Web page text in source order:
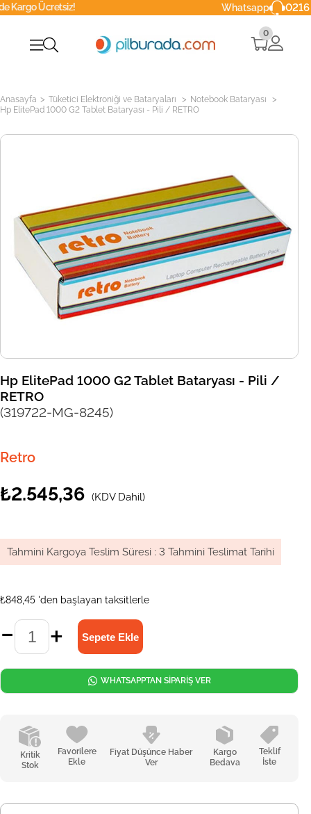
0216 629 90
0
Anasayfa > Tüketici Elektroniği ve Bataryaları > Notebook Bataryası >
Hp ElitePad 1000 G2 Tablet Bataryası - Pili / RETRO
Hp ElitePad 1000 G2 Tablet Bataryası - Pili /
RETRO
(319722-MG-8245)
Retro
₺2.545,36 (KDV Dahil)
Tahmini Kargoya Teslim Süresi : 3 Tahmini Teslimat Tarihi
₺848,45 'den başlayan taksitlerle
Kritik
Stok
Favorilere
Ekle
Fiyat Düşünce Haber
Ver
Kargo
Bedava
Teklif
İste
WHATSAPPTAN SİPARİŞ VER